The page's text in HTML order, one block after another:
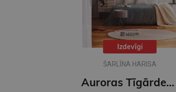
Izdevīgi
ŠARLĪNA HARISA
Auroras Tīgārdenas mistērijas. Trīs istabas un līķis